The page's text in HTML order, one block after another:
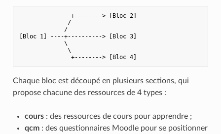
               +--------> [Bloc 2]
              /
             /
[Bloc 1] ----+----------> [Bloc 3]
             \
              \
Chaque bloc est découpé en plusieurs sections, qui
propose chacune des ressources de 4 types :
cours: des ressources de cours pour apprendre ;
qcm: des questionnaires Moodle pour se positionner